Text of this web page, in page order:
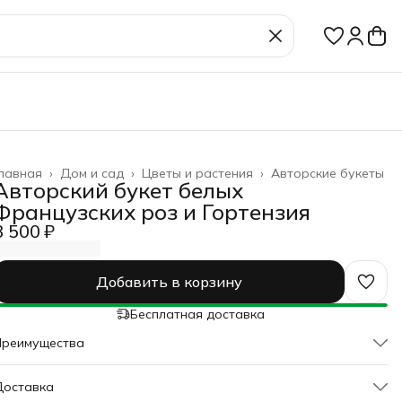
Авторские букеты
Цветы и растения ›
Дом и сад ›
›
букет белых
роз и Гортензия
500 ₽
Добавить в корзину
Бесплатная доставка
Оплата частями в Сплит
Доставка в пункты выдачи или до двери